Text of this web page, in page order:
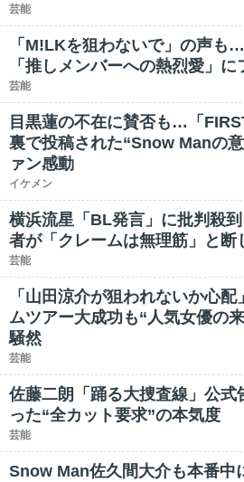
芸能
「M!LKを狙わないで」の声も
「推しメンバーへの熱烈愛」
芸能
目黒蓮の不在に賛否も…「
裏で投稿された“Snow Manの
ァン感動
イケメン
横浜流星「BL発言」に批判殺
者が「クレームは無理筋」と断
芸能
「山田涼介が狙われないか心
ムツアー大成功も“人気女優の
騒然
芸能
佐藤二朗「踊る大捜査線」公式
った“全カット要求”の本気度
芸能
Snow Man佐久間大介も本番